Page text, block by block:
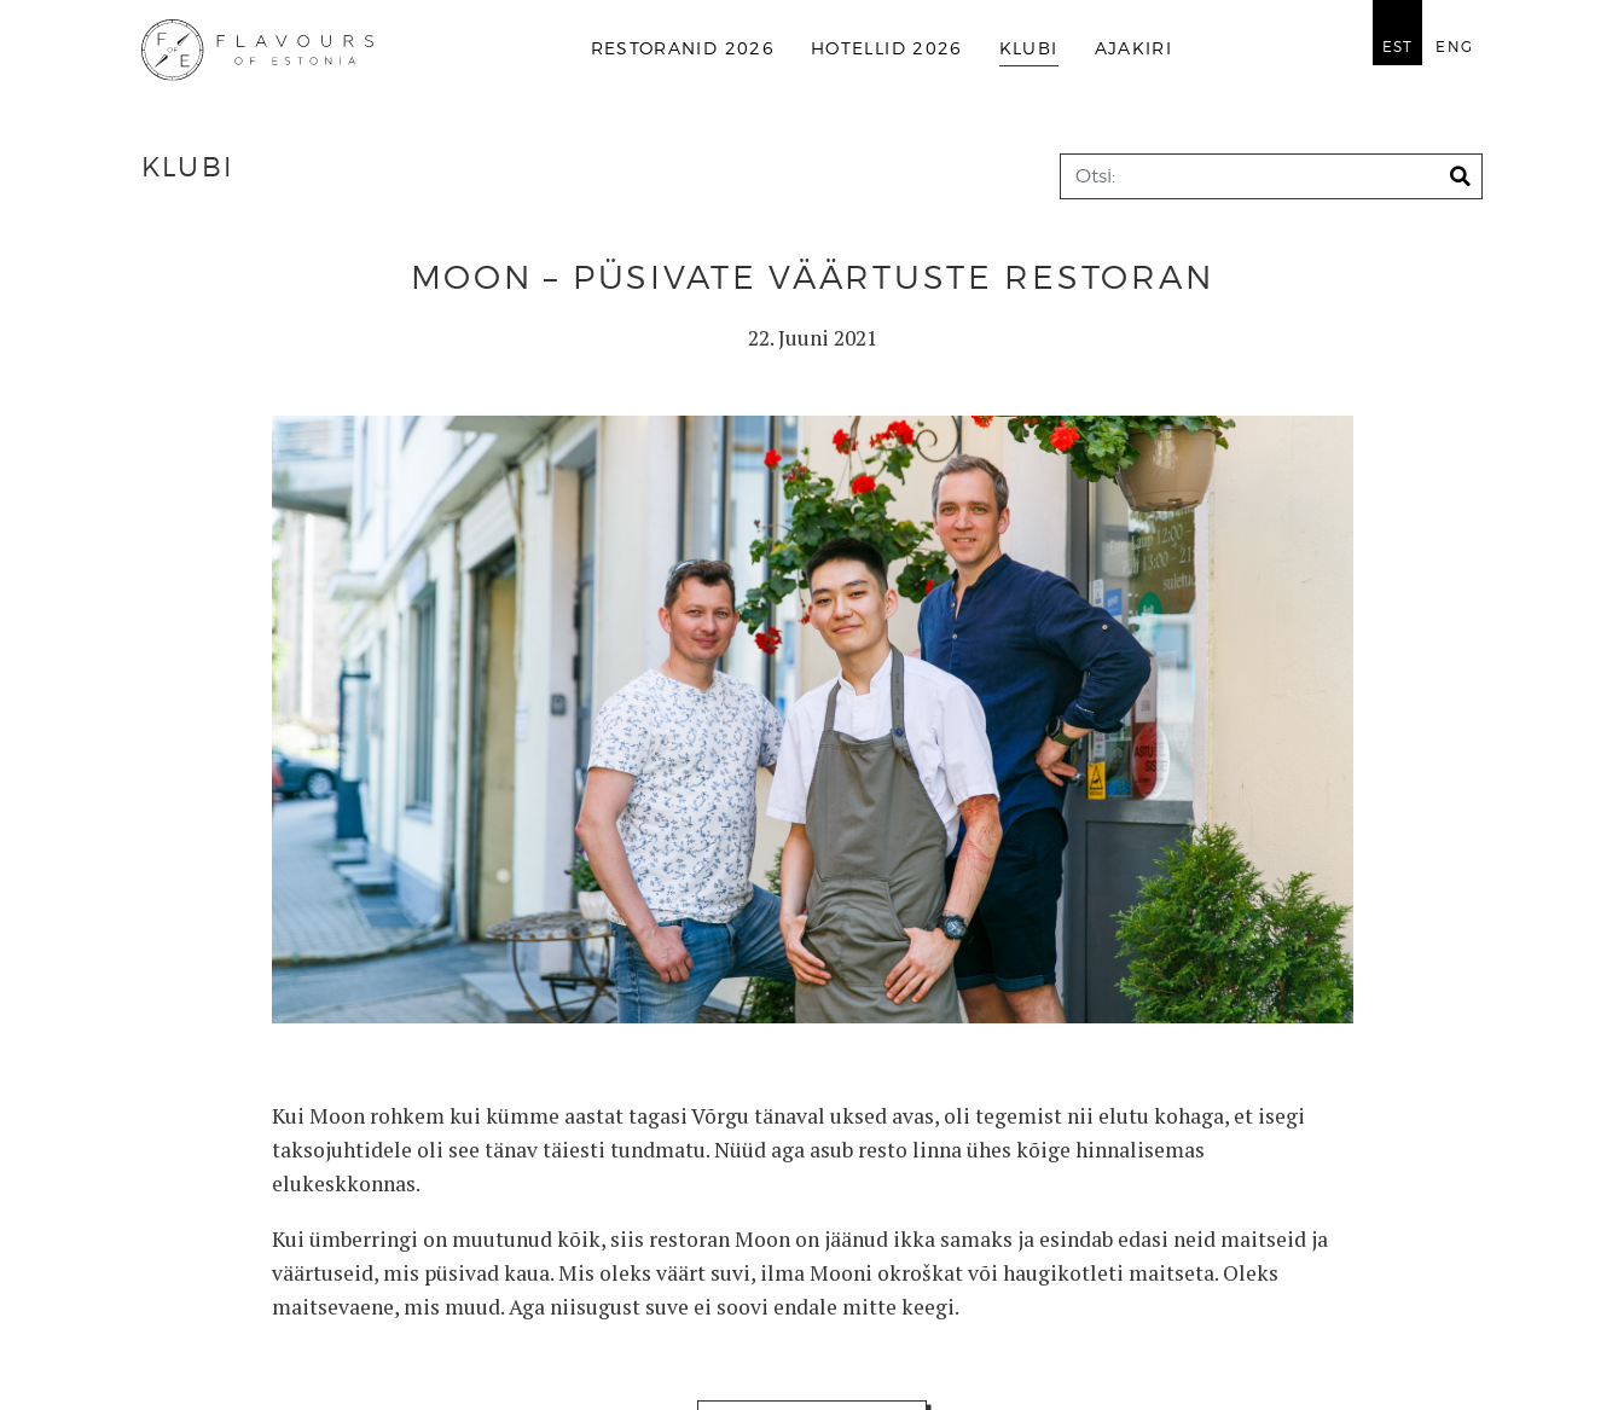
RESTORANID 2026 HOTELLID 2026 KLUBI AJAKIRI EST ENG
KLUBI
MOON – PÜSIVATE VÄÄRTUSTE RESTORAN
22. Juuni 2021
Kui Moon rohkem kui kümme aastat tagasi Võrgu tänaval uksed avas, oli tegemist nii elutu kohaga, et isegi
taksojuhtidele oli see tänav täiesti tundmatu. Nüüd aga asub resto linna ühes kõige hinnalisemas
elukeskkonnas.
Kui ümberringi on muutunud kõik, siis restoran Moon on jäänud ikka samaks ja esindab edasi neid maitseid ja
väärtuseid, mis püsivad kaua. Mis oleks väärt suvi, ilma Mooni okroškat või haugikotleti maitseta. Oleks
maitsevaene, mis muud. Aga niisugust suve ei soovi endale mitte keegi.